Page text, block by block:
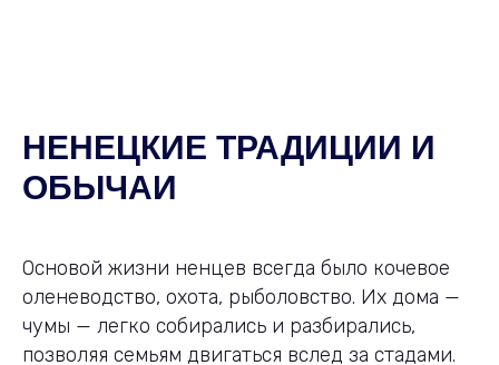
НЕНЕЦКИЕ ТРАДИЦИИ И
ОБЫЧАИ
Основой жизни ненцев всегда было кочевое
оленеводство, охота, рыболовство. Их дома —
чумы — легко собирались и разбирались,
позволяя семьям двигаться вслед за стадами.